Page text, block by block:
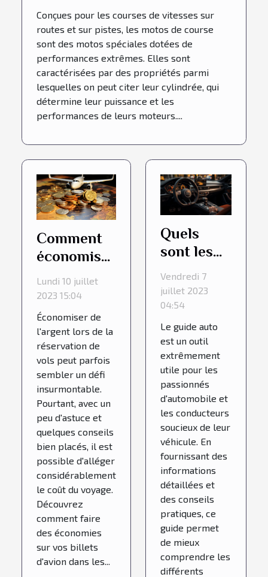
Conçues pour les courses de vitesses sur
routes et sur pistes, les motos de course
sont des motos spéciales dotées de
performances extrêmes. Elles sont
caractérisées par des propriétés parmi
lesquelles on peut citer leur cylindrée, qui
détermine leur puissance et les
performances de leurs moteurs....
Comment
économiser
de l'argent
lors de la
réservation
de vols ?
Lundi 10 juillet
2023 15:04
Économiser de
l'argent lors de la
réservation de
vols peut parfois
sembler un défi
insurmontable.
Pourtant, avec un
peu d'astuce et
quelques conseils
bien placés, il est
possible d'alléger
considérablement
le coût du voyage.
Découvrez
comment faire
des économies
sur vos billets
d'avion dans les...
Quels
sont les
avantages
de
consulter
un guide
auto ?
Vendredi 7
juillet 2023
04:54
Le guide auto
est un outil
extrêmement
utile pour les
passionnés
d'automobile et
les conducteurs
soucieux de leur
véhicule. En
fournissant des
informations
détaillées et
des conseils
pratiques, ce
guide permet
de mieux
comprendre les
différents